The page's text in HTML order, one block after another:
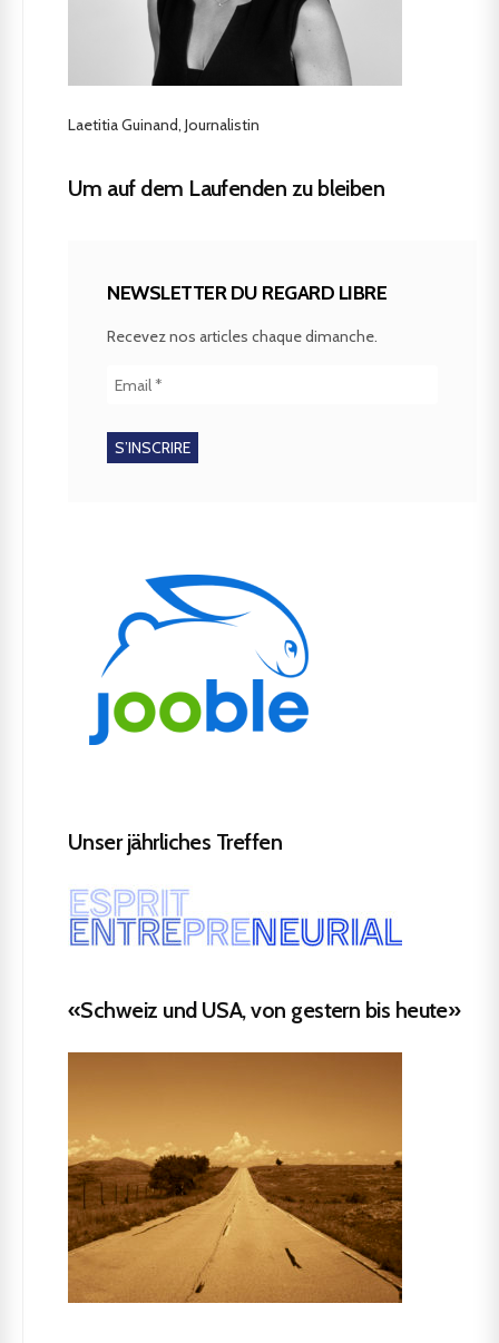
Laetitia Guinand, Journalistin
Um auf dem Laufenden zu bleiben
NEWSLETTER DU REGARD LIBRE
Recevez nos articles chaque dimanche.
Unser jährliches Treffen
«Schweiz und USA, von gestern bis heute»